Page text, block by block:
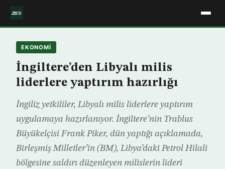
EKONOMİ
İngiltere’den Libyalı milis
liderlere yaptırım hazırlığı
İngiliz yetkililer, Libyalı milis liderlere yaptırım
uygulamaya hazırlanıyor. İngiltere’nin Trablus
Büyükelçisi Frank Piker, dün yaptığı açıklamada,
Birleşmiş Milletler’in (BM), Libya’daki Petrol Hilali
bölgesine saldırı düzenleyen milislerin lideri